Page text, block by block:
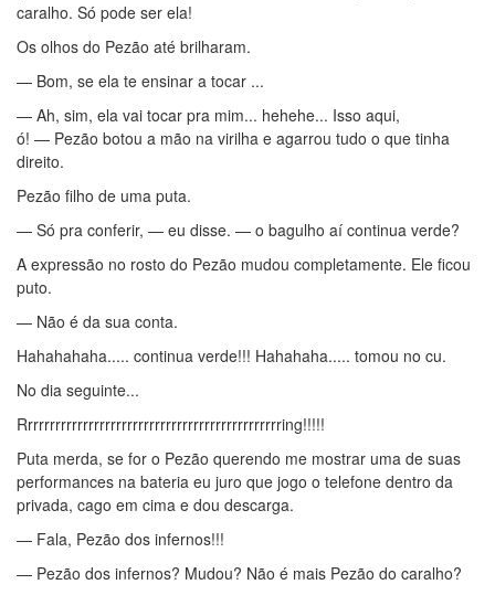
caralho. Só pode ser ela!
Os olhos do Pezão até brilharam.
— Bom, se ela te ensinar a tocar ...
— Ah, sim, ela vai tocar pra mim... hehehe... Isso aqui,
ó! — Pezão botou a mão na virilha e agarrou tudo o que tinha
direito.
Pezão filho de uma puta.
— Só pra conferir, — eu disse. — o bagulho aí continua verde?
A expressão no rosto do Pezão mudou completamente. Ele ficou
puto.
— Não é da sua conta.
Hahahahaha..... continua verde!!! Hahahaha..... tomou no cu.
No dia seguinte...
Rrrrrrrrrrrrrrrrrrrrrrrrrrrrrrrrrrrrrrrrrrrrrrring!!!!!
Puta merda, se for o Pezão querendo me mostrar uma de suas
performances na bateria eu juro que jogo o telefone dentro da
privada, cago em cima e dou descarga.
— Fala, Pezão dos infernos!!!
— Pezão dos infernos? Mudou? Não é mais Pezão do caralho?